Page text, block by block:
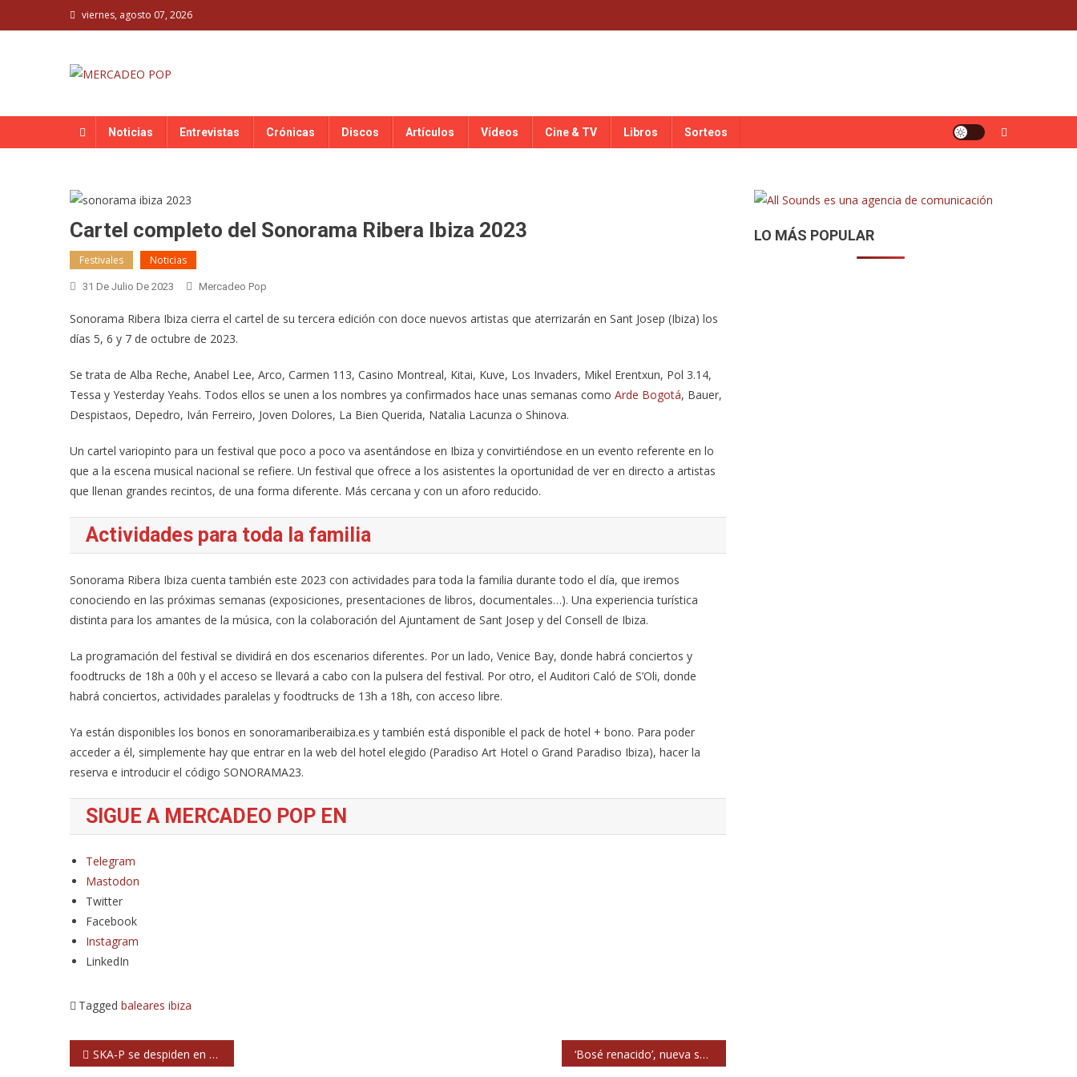
to
viernes, agosto 07, 2026
Noticias Entrevistas Crónicas Discos Artículos Vídeos Cine & TV Libros Sorteos
Cartel completo del Sonorama Ribera Ibiza 2023
Festivales Noticias
31 De Julio De 2023 Mercadeo Pop
Sonorama Ribera Ibiza cierra el cartel de su tercera edición con doce nuevos artistas que aterrizarán en Sant Josep (Ibiza) los
días 5, 6 y 7 de octubre de 2023.
Se trata de Alba Reche, Anabel Lee, Arco, Carmen 113, Casino Montreal, Kitai, Kuve, Los Invaders, Mikel Erentxun, Pol 3.14,
Tessa y Yesterday Yeahs. Todos ellos se unen a los nombres ya confirmados hace unas semanas como Arde Bogotá, Bauer,
Despistaos, Depedro, Iván Ferreiro, Joven Dolores, La Bien Querida, Natalia Lacunza o Shinova.
Un cartel variopinto para un festival que poco a poco va asentándose en Ibiza y convirtiéndose en un evento referente en lo
que a la escena musical nacional se refiere. Un festival que ofrece a los asistentes la oportunidad de ver en directo a artistas
que llenan grandes recintos, de una forma diferente. Más cercana y con un aforo reducido.
Actividades para toda la familia
Sonorama Ribera Ibiza cuenta también este 2023 con actividades para toda la familia durante todo el día, que iremos
conociendo en las próximas semanas (exposiciones, presentaciones de libros, documentales…). Una experiencia turística
distinta para los amantes de la música, con la colaboración del Ajuntament de Sant Josep y del Consell de Ibiza.
La programación del festival se dividirá en dos escenarios diferentes. Por un lado, Venice Bay, donde habrá conciertos y
foodtrucks de 18h a 00h y el acceso se llevará a cabo con la pulsera del festival. Por otro, el Auditori Caló de S’Oli, donde
habrá conciertos, actividades paralelas y foodtrucks de 13h a 18h, con acceso libre.
Ya están disponibles los bonos en sonoramariberaibiza.es y también está disponible el pack de hotel + bono. Para poder
acceder a él, simplemente hay que entrar en la web del hotel elegido (Paradiso Art Hotel o Grand Paradiso Ibiza), hacer la
reserva e introducir el código SONORAMA23.
SIGUE A MERCADEO POP EN
Telegram
Mastodon
Twitter
Facebook
Instagram
LinkedIn
Tagged baleares ibiza
Navegación
SKA-P se despiden en el Pirata Festival de Madrid ‘Bosé renacido’, nueva serie documental de Movistar Plus+
LO MÁS POPULAR